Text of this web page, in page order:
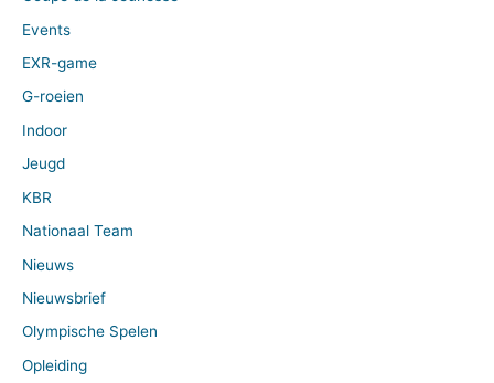
Events
EXR-game
G-roeien
Indoor
Jeugd
KBR
Nationaal Team
Nieuws
Nieuwsbrief
Olympische Spelen
Opleiding